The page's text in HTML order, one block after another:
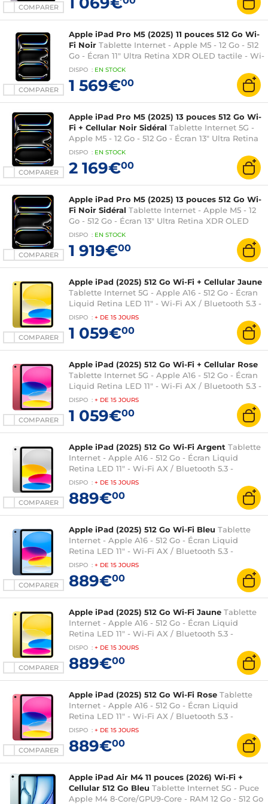
COMPARER
COMPARER
Apple iPad Pro M5 (2025) 11 pouces 512 Go Wi-
Fi Noir Tablette Internet - Apple M5 - 12 Go - 512
Go - Écran 11" Ultra Retina XDR OLED tactile - Wi-
Fi 7 / Bluetooth 6 - Webcam - Thunderbolt/USB
DISPO : EN STOCK
1 569€00
COMPARER
Apple iPad Pro M5 (2025) 13 pouces 512 Go Wi-
Fi + Cellular Noir Sidéral Tablette Internet 5G -
Apple M5 - 12 Go - 512 Go - Écran 13" Ultra Retina
XDR OLED tactile - Wi-Fi 7 / Bluetooth 6 -
Webcam - Thunderbolt/USB 4 - iPadOS 26
DISPO : EN STOCK
2 169€00
COMPARER
Apple iPad Pro M5 (2025) 13 pouces 512 Go Wi-
Fi Noir Sidéral Tablette Internet - Apple M5 - 12
Go - 512 Go - Écran 13" Ultra Retina XDR OLED
tactile - Wi-Fi 7 / Bluetooth 6 - Webcam -
Thunderbolt/USB 4 - iPadOS 26
DISPO : EN STOCK
1 919€00
COMPARER
Apple iPad (2025) 512 Go Wi-Fi + Cellular Jaune
Tablette Internet 5G - Apple A16 - 512 Go - Écran
Liquid Retina LED 11" - Wi-Fi AX / Bluetooth 5.3 -
Webcam - Touch ID - USB-C - iPadOS 18
DISPO : + DE 15 JOURS
1 059€00
COMPARER
Apple iPad (2025) 512 Go Wi-Fi + Cellular Rose
Tablette Internet 5G - Apple A16 - 512 Go - Écran
Liquid Retina LED 11" - Wi-Fi AX / Bluetooth 5.3 -
Webcam - Touch ID - USB-C - iPadOS 18
DISPO : + DE 15 JOURS
1 059€00
COMPARER
Apple iPad (2025) 512 Go Wi-Fi Argent Tablette
Internet - Apple A16 - 512 Go - Écran Liquid
Retina LED 11" - Wi-Fi AX / Bluetooth 5.3 -
Webcam - Touch ID - USB-C - iPadOS 18
DISPO : + DE 15 JOURS
889€00
COMPARER
Apple iPad (2025) 512 Go Wi-Fi Bleu Tablette
Internet - Apple A16 - 512 Go - Écran Liquid
Retina LED 11" - Wi-Fi AX / Bluetooth 5.3 -
Webcam - Touch ID - USB-C - iPadOS 18
DISPO : + DE 15 JOURS
889€00
COMPARER
Apple iPad (2025) 512 Go Wi-Fi Jaune Tablette
Internet - Apple A16 - 512 Go - Écran Liquid
Retina LED 11" - Wi-Fi AX / Bluetooth 5.3 -
Webcam - Touch ID - USB-C - iPadOS 18
DISPO : + DE 15 JOURS
889€00
COMPARER
Apple iPad (2025) 512 Go Wi-Fi Rose Tablette
Internet - Apple A16 - 512 Go - Écran Liquid
Retina LED 11" - Wi-Fi AX / Bluetooth 5.3 -
Webcam - Touch ID - USB-C - iPadOS 18
DISPO : + DE 15 JOURS
889€00
Apple iPad Air M4 11 pouces (2026) Wi-Fi +
Cellular 512 Go Bleu Tablette Internet 5G - Puce
Apple M4 8-Core/GPU9-Core - RAM 12 Go - 512 Go